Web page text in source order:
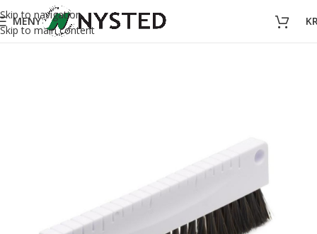
Skip to navigation
Skip to main content
MENY